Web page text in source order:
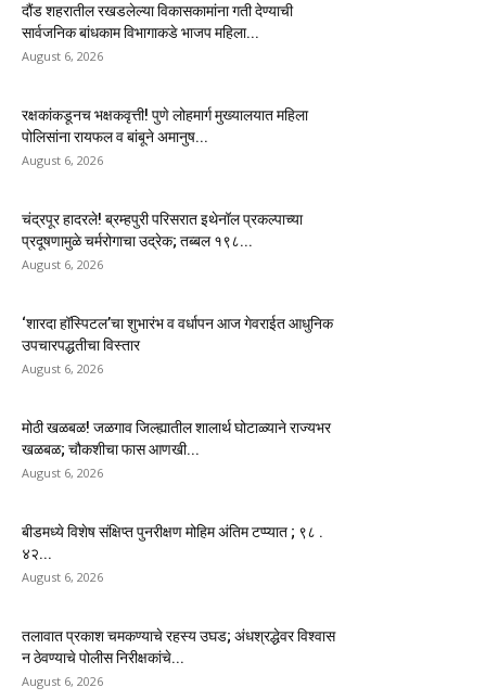
दौंड शहरातील रखडलेल्या विकासकामांना गती देण्याची
सार्वजनिक बांधकाम विभागाकडे भाजप महिला...
August 6, 2026
रक्षकांकडूनच भक्षकवृत्ती! पुणे लोहमार्ग मुख्यालयात महिला
पोलिसांना रायफल व बांबूने अमानुष...
August 6, 2026
चंद्रपूर हादरले! ब्रम्हपुरी परिसरात इथेनॉल प्रकल्पाच्या
प्रदूषणामुळे चर्मरोगाचा उद्रेक; तब्बल १९८...
August 6, 2026
‘शारदा हॉस्पिटल’चा शुभारंभ व वर्धापन आज गेवराईत आधुनिक
उपचारपद्धतीचा विस्तार
August 6, 2026
मोठी खळबळ! जळगाव जिल्ह्यातील शालार्थ घोटाळ्याने राज्यभर
खळबळ; चौकशीचा फास आणखी...
August 6, 2026
बीडमध्ये विशेष संक्षिप्त पुनरीक्षण मोहिम अंतिम टप्प्यात ; ९८ .
४२...
August 6, 2026
तलावात प्रकाश चमकण्याचे रहस्य उघड; अंधश्रद्धेवर विश्वास
न ठेवण्याचे पोलीस निरीक्षकांचे...
August 6, 2026